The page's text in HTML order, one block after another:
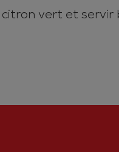
vert et servir